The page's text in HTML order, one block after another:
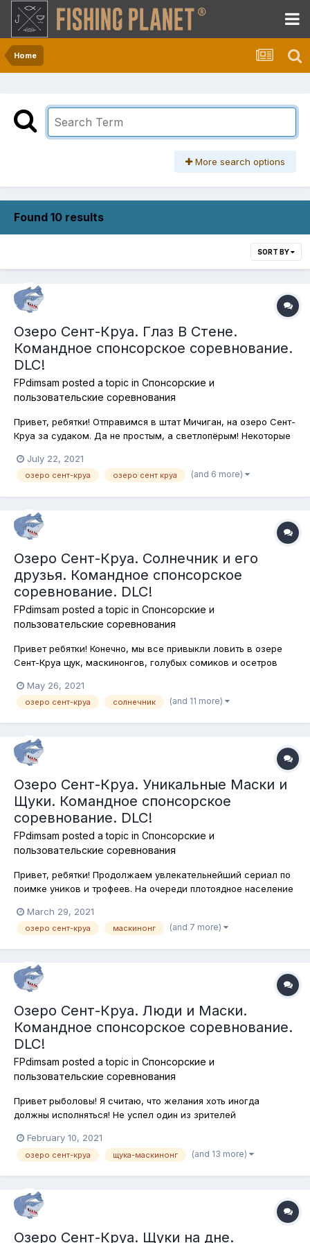
Home
More search options
Found 10 results
SORT BY
Озеро Сент-Круа. Глаз В Стене.
Командное спонсорское соревнование.
DLC!
FPdimsam posted a topic in Спонсорские и
пользовательские соревнования
Привет, ребятки! Отправимся в штат Мичиган, на озеро Сент-
Круа за судаком. Да не простым, а светлопёрым! Некоторые
А дело в том, что по-английски эта рыба называется Walleye
(глаз в стене, стенной глаз). Не спрашивайте почему,
July 22, 2021
озеро сент-круа озеро сент круа (and 6 more)
Озеро Сент-Круа. Солнечник и его
друзья. Командное спонсорское
соревнование. DLC!
FPdimsam posted a topic in Спонсорские и
пользовательские соревнования
Привет ребятки! Конечно, мы все привыкли ловить в озере
Сент-Круа щук, маскинонгов, голубых сомиков и осетров
Сегодня в программе - солнечник и его друзья. Ловим без
ограничений на любые снасти и наживки. Подставки для
May 26, 2021
озеро сент-круа солнечник (and 11 more)
Озеро Сент-Круа. Уникальные Маски и
Щуки. Командное спонсорское
соревнование. DLC!
FPdimsam posted a topic in Спонсорские и
пользовательские соревнования
Привет, ребятки! Продолжаем увлекательнейший сериал по
поимке уников и трофеев. На очереди плотоядное население
Мичиган. Сегодня с энтузиазмом, я бы даже сказал, с
огоньком, по горячим следам, ловим уникальных и
March 29, 2021
озеро сент-круа маскинонг (and 7 more)
Озеро Сент-Круа. Люди и Маски.
Командное спонсорское соревнование.
DLC!
FPdimsam posted a topic in Спонсорские и
пользовательские соревнования
Привет рыболовы! Я считаю, что желания хоть иногда
должны исполняться! Не успел один из зрителей
маскинонгов на поппер!" - как тут же именно такое
соревнование и было организовано! И вот сегодня мы
February 10, 2021
озеро сент-круа щука-маскинонг (and 13 more)
Озеро Сент-Круа. Щуки на дне.